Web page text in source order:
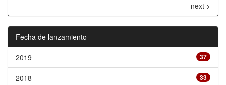
next >
Fecha de lanzamiento
37
2019
33
2018